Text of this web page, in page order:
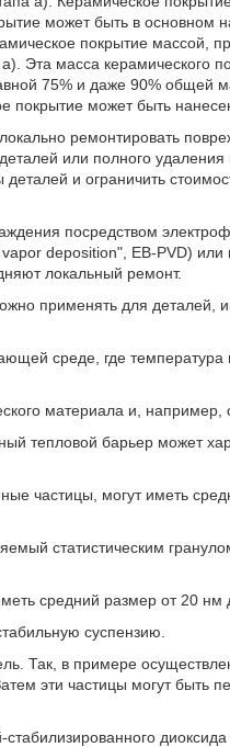
может быть в основном
покрытие массой,
Эта масса керамического
75% и даже 90% общей
может быть
ремонтировать
или полного
и ограничить
посредством
deposition", EB-PVD)
локальный ремонт.
применять для
среде, где температура
материала и, например,
тепловой барьер может
частицы, могут иметь
статистическим
средний размер от 20 нм
суспензию.
Так, в примере
эти частицы могут быть